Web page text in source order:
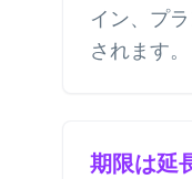
イン、プ
されます。
期限は延